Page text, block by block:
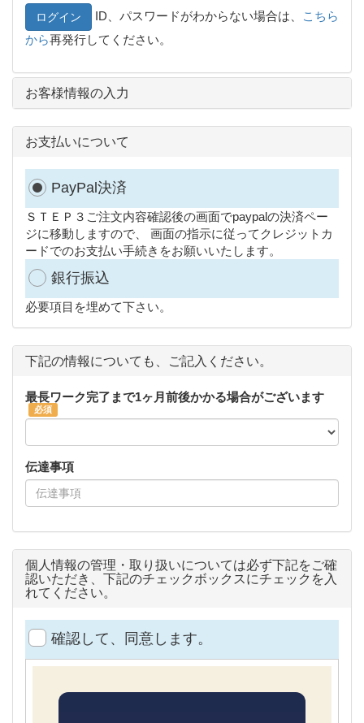
ログイン ID、パスワードがわからない場合は、
こちら
から再発行してください。
お客様情報の入力
お支払いについて
PayPal決済
ＳＴＥＰ３ご注文内容確認後の画面でpaypalの決済ペー
ジに移動しますので、 画面の指示に従ってクレジットカ
ードでのお支払い手続きをお願いいたします。
銀行振込
必要項目を埋めて下さい。
下記の情報についても、ご記入ください。
最長ワーク完了まで1ヶ月前後かかる場合がございます
伝達事項
個人情報の管理・取り扱いについては必ず下記をご確
認いただき、下記のチェックボックスにチェックを入
れてください。
確認して、同意します。